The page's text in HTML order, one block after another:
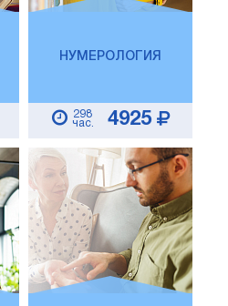
НУМЕРОЛОГИЯ
298
час.
4925